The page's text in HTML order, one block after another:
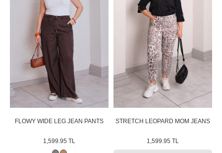
FLOWY WIDE LEG JEAN PANTS
1,599.95 TL
STRETCH LEOPARD MOM JEANS
1,599.95 TL